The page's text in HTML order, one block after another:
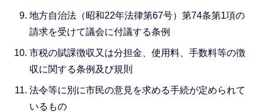
地方自治法（昭和22年法律第67号）第74条第1項の
請求を受けて議会に付議する条例
市税の賦課徴収又は分担金、使用料、手数料等の徴
収に関する条例及び規則
法令等に別に市民の意見を求める手続が定められて
いるもの